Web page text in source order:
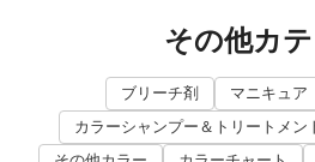
その他カ
ブリーチ剤 マニキュア
カラーシャンプー＆トリートメン